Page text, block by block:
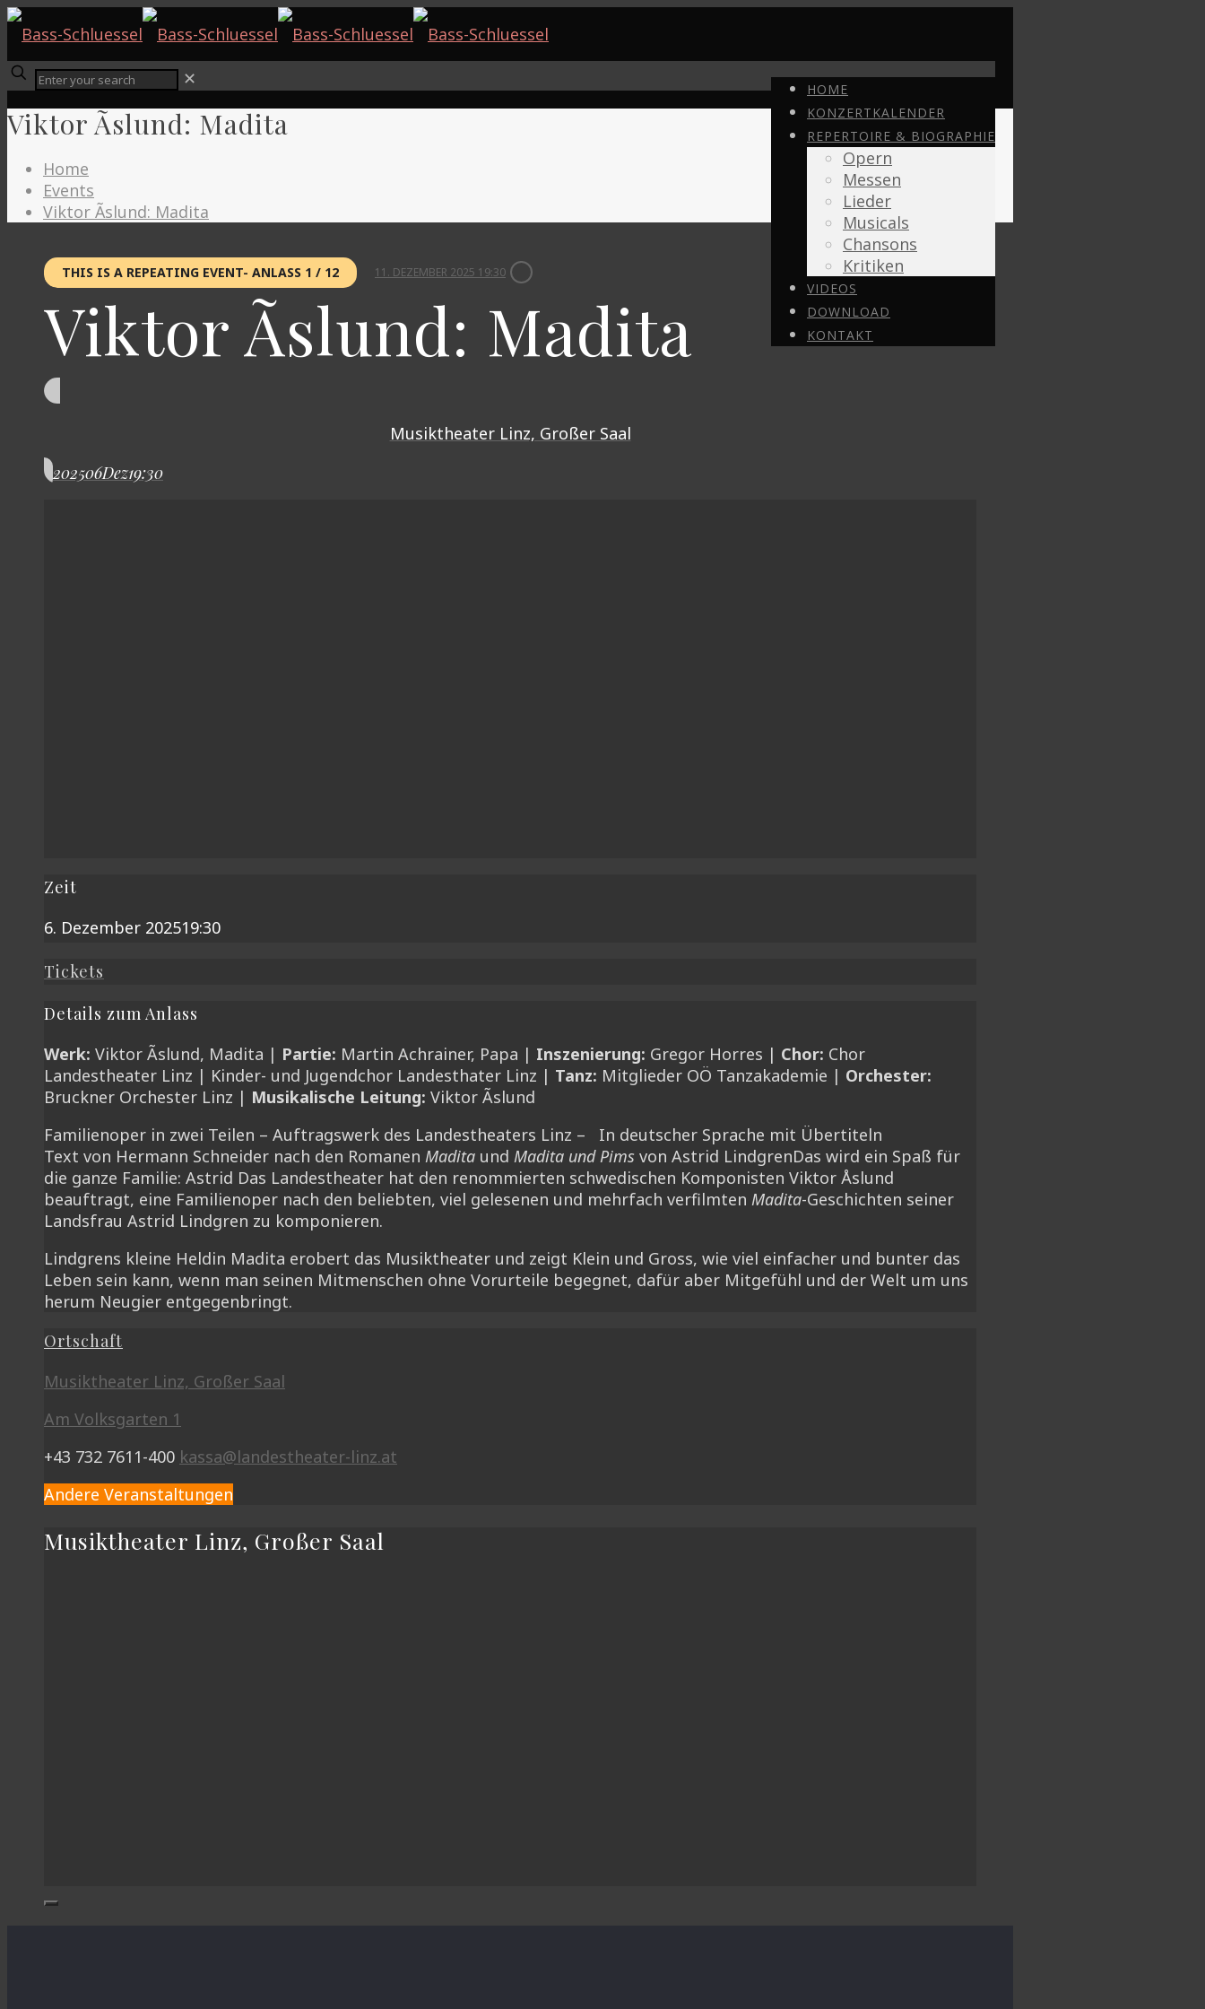
HOME
KONZERTKALENDER
REPERTOIRE & BIOGRAPHIE
Opern
Messen
Lieder
Musicals
Chansons
Kritiken
VIDEOS
DOWNLOAD
KONTAKT
✕
Viktor Ãslund: Madita
Home
Events
Viktor Ãslund: Madita
THIS IS A REPEATING EVENT- ANLASS 1 / 12 11. DEZEMBER 2025 19:30
Viktor Ãslund: Madita
Musiktheater Linz, Großer Saal
202506Dez19:30
Zeit
6. Dezember 202519:30
Tickets
Details zum Anlass
Werk: Viktor Ãslund, Madita | Partie: Martin Achrainer, Papa | Inszenierung: Gregor Horres | Chor: Chor
Landestheater Linz | Kinder- und Jugendchor Landesthater Linz | Tanz: Mitglieder OÖ Tanzakademie | Orchester:
Bruckner Orchester Linz | Musikalische Leitung: Viktor Ãslund
Familienoper in zwei Teilen – Auftragswerk des Landestheaters Linz – In deutscher Sprache mit Übertiteln
Text von Hermann Schneider nach den Romanen Madita und Madita und Pims von Astrid LindgrenDas wird ein Spaß für
die ganze Familie: Astrid Das Landestheater hat den renommierten schwedischen Komponisten Viktor Åslund
beauftragt, eine Familienoper nach den beliebten, viel gelesenen und mehrfach verfilmten Madita-Geschichten seiner
Landsfrau Astrid Lindgren zu komponieren.
Lindgrens kleine Heldin Madita erobert das Musiktheater und zeigt Klein und Gross, wie viel einfacher und bunter das
Leben sein kann, wenn man seinen Mitmenschen ohne Vorurteile begegnet, dafür aber Mitgefühl und der Welt um uns
herum Neugier entgegenbringt.
Ortschaft
Musiktheater Linz, Großer Saal
Am Volksgarten 1
+43 732 7611-400 kassa@landestheater-linz.at
Andere Veranstaltungen
Musiktheater Linz, Großer Saal